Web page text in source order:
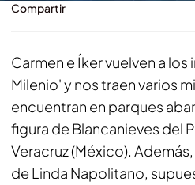
Compartir
Carmen e Íker vuelven a
Milenio' y nos traen varios
encuentran en parques
figura de Blancanieves del
Veracruz (México).
de Linda Napolitano,